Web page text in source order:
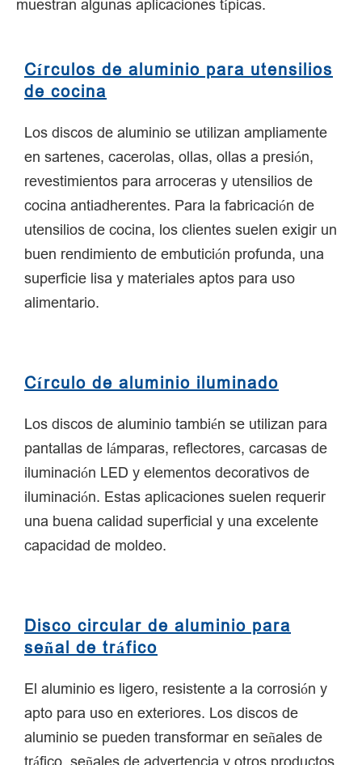
muestran algunas aplicaciones típicas.
Círculos de aluminio para utensilios
de cocina
Los discos de aluminio se utilizan ampliamente
en sartenes, cacerolas, ollas, ollas a presión,
revestimientos para arroceras y utensilios de
cocina antiadherentes. Para la fabricación de
utensilios de cocina, los clientes suelen exigir un
buen rendimiento de embutición profunda, una
superficie lisa y materiales aptos para uso
alimentario.
Círculo de aluminio iluminado
Los discos de aluminio también se utilizan para
pantallas de lámparas, reflectores, carcasas de
iluminación LED y elementos decorativos de
iluminación. Estas aplicaciones suelen requerir
una buena calidad superficial y una excelente
capacidad de moldeo.
Disco circular de aluminio para
señal de tráfico
El aluminio es ligero, resistente a la corrosión y
apto para uso en exteriores. Los discos de
aluminio se pueden transformar en señales de
tráfico, señales de advertencia y otros productos